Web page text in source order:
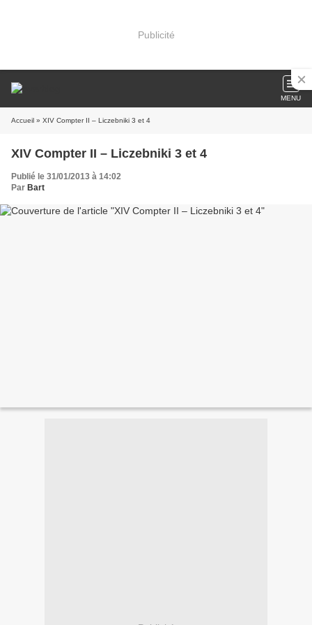
Publicité
MENU
Accueil » XIV Compter II – Liczebniki 3 et 4
XIV Compter II – Liczebniki 3 et 4
Publié le 31/01/2013 à 14:02
Par Bart